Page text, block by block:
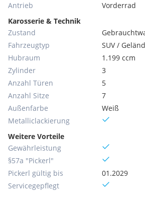
Antrieb
Vorderrad
Karosserie & Technik
Zustand
Fahrzeugtyp
SUV /
Hubraum
1.199 ccm
Zylinder
3
Anzahl Türen
5
Anzahl Sitze
7
Außenfarbe
Weiß
Metallic­lackierung
Weitere Vorteile
Gewährleistung
§57a "Pickerl"
Pickerl gültig bis
01.2029
Servicegepflegt